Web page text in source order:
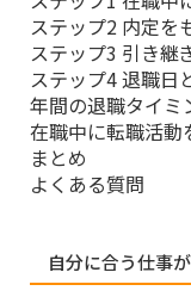
ステップ2 内定を
ステップ3 引き継
ステップ4 退職日
年間の退職タイミ
在職中に転職活動
まとめ
よくある質問
自分に合う仕事